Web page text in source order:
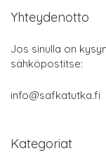
Yhteydenotto
Jos sinulla on
sähköpostitse:
info@safkatutka.fi
Kategoriat